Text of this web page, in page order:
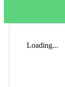
Loading...